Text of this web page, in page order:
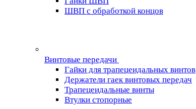
ШВП с обработкой концов
Винтовые передачи
Гайки для трапецеидальных винтов
Держатели гаек винтовых передач
Трапецеидальные винты
Втулки стопорные